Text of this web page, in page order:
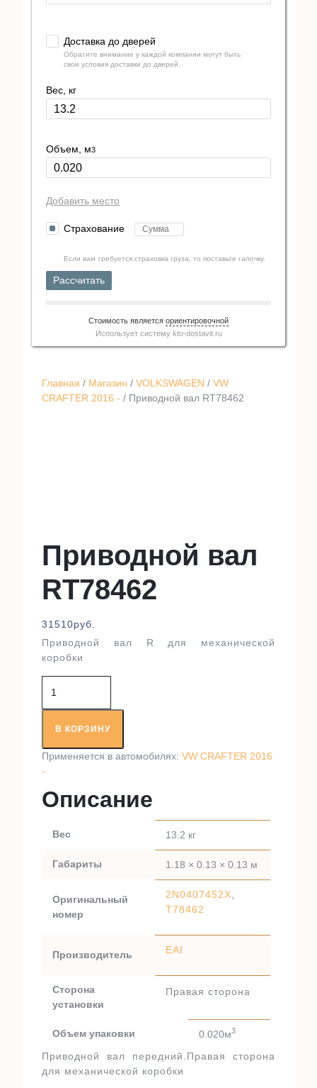
Главная / Магазин / VOLKSWAGEN / VW
CRAFTER 2016 - / Приводной вал RT78462
Приводной вал
RT78462
31510руб.
Приводной вал R для механической
коробки
товара
Приводной
валВ КОРЗИНУ
Применяется в автомобилях: VW CRAFTER 2016
-
Описание
Вес 13.2 кг
Габариты 1.18 × 0.13 × 0.13 м
Оригинальный
номер
2N0407452X
T78462
Производитель EAI
Сторона
установки
Правая сторона
Объем упаковки 0.020м3
Приводной вал передний.Правая сторона
для механической коробки
Доставка до дверей
Обратите внимание у каждой компании могут быть
свои условия доставки до дверей.
Вес, кг
Объем, м3
Добавить место
Страхование
Если вам требуется страховка груза, то поставьте галочку.
Рассчитать
Стоимость является ориентировочной
Использует систему kto-dostavit.ru